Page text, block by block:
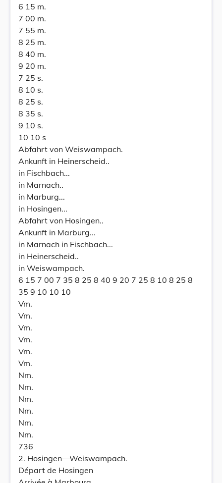
6 15 m.
7 00 m.
7 55 m.
8 25 m.
8 40 m.
9 20 m.
7 25 s.
8 10 s.
8 25 s.
8 35 s.
9 10 s.
10 10 s
Abfahrt von Weiswampach.
Ankunft in Heinerscheid..
in Fischbach...
in Marnach..
in Marburg...
in Hosingen...
Abfahrt von Hosingen..
Ankunft in Marburg...
in Marnach in Fischbach...
in Heinerscheid..
in Weiswampach.
6 15 7 00 7 35 8 25 8 40 9 20 7 25 8 10 8 25 8
35 9 10 10 10
Vm.
Vm.
Vm.
Vm.
Vm.
Vm.
Nm.
Nm.
Nm.
Nm.
Nm.
Nm.
736
2. Hosingen—Weiswampach.
Départ de Hosingen